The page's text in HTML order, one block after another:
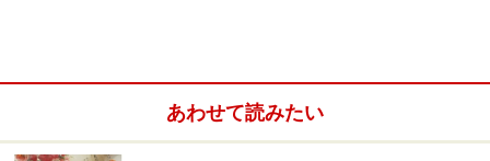
あわせて読みたい